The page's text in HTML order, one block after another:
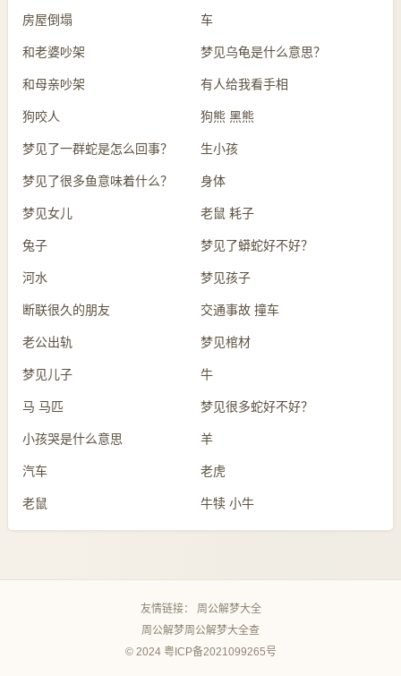
房屋倒塌 车
和老婆吵架 梦见乌龟是什么意思？
和母亲吵架 有人给我看手相
狗咬人 狗熊 黑熊
梦见了一群蛇是怎么回事？ 生小孩
梦见了很多鱼意味着什么？ 身体
梦见女儿 老鼠 耗子
兔子 梦见了蟒蛇好不好？
河水 梦见孩子
断联很久的朋友 交通事故 撞车
老公出轨 梦见棺材
梦见儿子 牛
马 马匹 梦见很多蛇好不好？
小孩哭是什么意思 羊
汽车 老虎
老鼠 牛犊 小牛
友情链接：
周公解梦大全
周公解梦周公解梦大全查
© 2024 粤ICP备2021099265号